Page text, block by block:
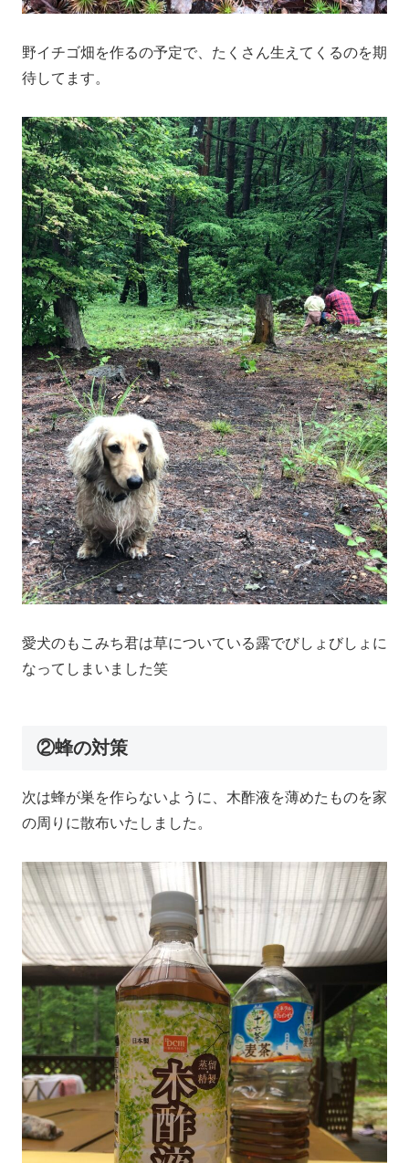
野イチゴ畑を作るの予定で、たくさん生えてくるのを期
待してます。
愛犬のもこみち君は草についている露でびしょびしょに
なってしまいました笑
②蜂の対策
次は蜂が巣を作らないように、木酢液を薄めたものを家
の周りに散布いたしました。